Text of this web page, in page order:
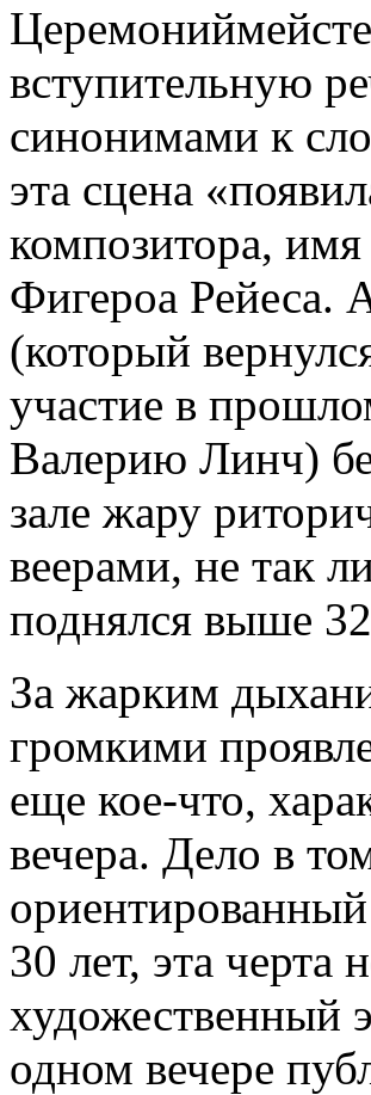
вступительную
синонимами к
эта сцена
композитора,
Фигероа Рейеса.
(который
участие в
Валерию Линч)
зале жару
веерами, не так
поднялся выше
За жарким
громкими
еще кое-что,
вечера. Дело в
30 лет, эта черта
художественный
одном вечере